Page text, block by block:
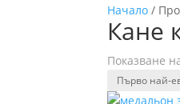
Начало /
Кане
Показване